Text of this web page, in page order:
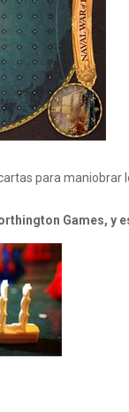
para
Games, y